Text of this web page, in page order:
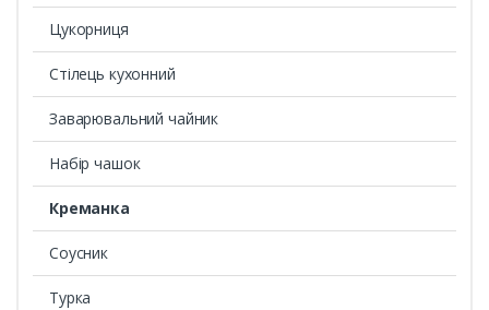
Цукорниця
Стілець кухонний
Заварювальний чайник
Набір чашок
Креманка
Соусник
Турка